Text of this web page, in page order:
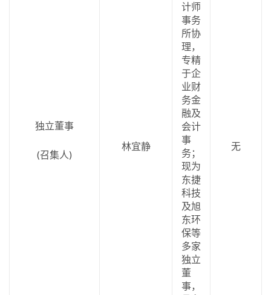
独立董事
(召集人)
林宜静
计师
事务
所协
理，
专精
于企
业财
务金
融及
会计
事
务；
现为
东捷
科技
及旭
东环
保等
多家
独立
董
事，
无